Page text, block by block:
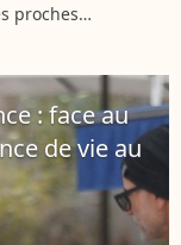
proches
souffrant
fin à sa carrière....
: face au
de vie au